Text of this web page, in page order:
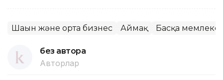
Шағын және орта бизнес Аймақ Басқа
без автора
Авторлар